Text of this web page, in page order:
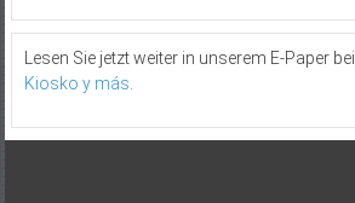
Lesen Sie jetzt weiter in unserem E-Paper bei
Kiosko y más.